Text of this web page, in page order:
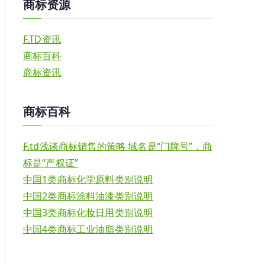
商标资源
F.TD资讯
商标百科
商标资讯
商标百科
F.td浅谈商标销售的策略 域名是“门牌号”，商
标是“产权证”
中国1类商标化学原料类别说明
中国2类商标涂料油漆类别说明
中国3类商标化妆日用类别说明
中国4类商标工业油脂类别说明